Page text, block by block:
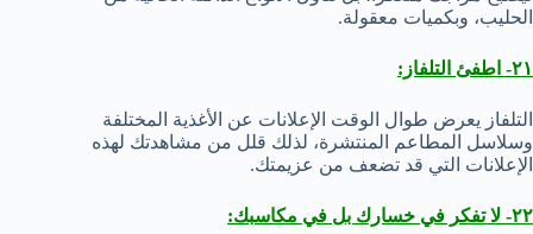
الحليب، وبكميات معقولة.
٢١- اطفئ التلفاز:
التلفاز يعرض طوال الوقت الإعلانات عن الأغذية المختلفة
وسلاسل المطاعم المنتشرة، لذلك قلل من مشاهدتك لهذه
الإعلانات التي قد تضعف من عزيمتك.
٢٢- لا تفكر في خسارك بل في مكاسبك: